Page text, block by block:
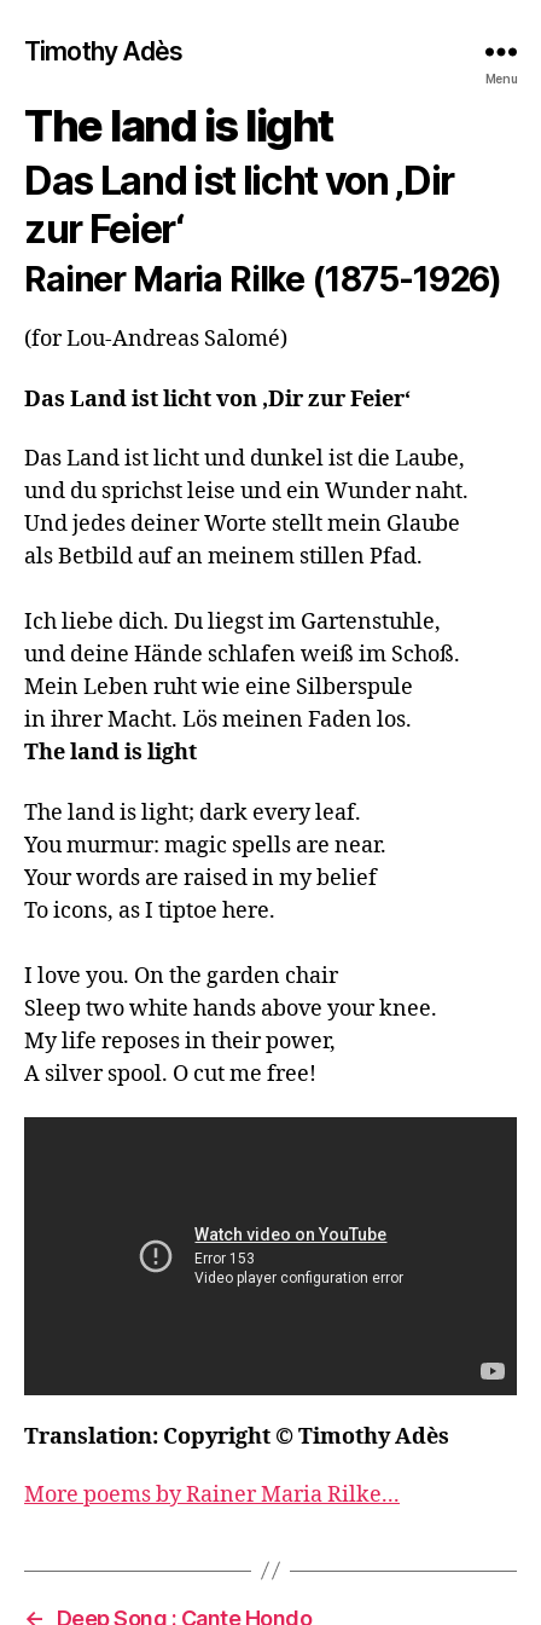
Timothy Adès
Menu
The land is light
Das Land ist licht von ‚Dir
zur Feier‘
Rainer Maria Rilke (1875-1926)
(for Lou-Andreas Salomé)
Das Land ist licht von ‚Dir zur Feier‘
Das Land ist licht und dunkel ist die Laube,
und du sprichst leise und ein Wunder naht.
Und jedes deiner Worte stellt mein Glaube
als Betbild auf an meinem stillen Pfad.
Ich liebe dich. Du liegst im Gartenstuhle,
und deine Hände schlafen weiß im Schoß.
Mein Leben ruht wie eine Silberspule
The land is light
The land is light; dark every leaf.
You murmur: magic spells are near.
Your words are raised in my belief
To icons, as I tiptoe here.
I love you. On the garden chair
Sleep two white hands above your knee.
My life reposes in their power,
A silver spool. O cut me free!
Translation: Copyright © Timothy Adès
More poems by Rainer Maria Rilke...
← Deep Song : Cante Hondo